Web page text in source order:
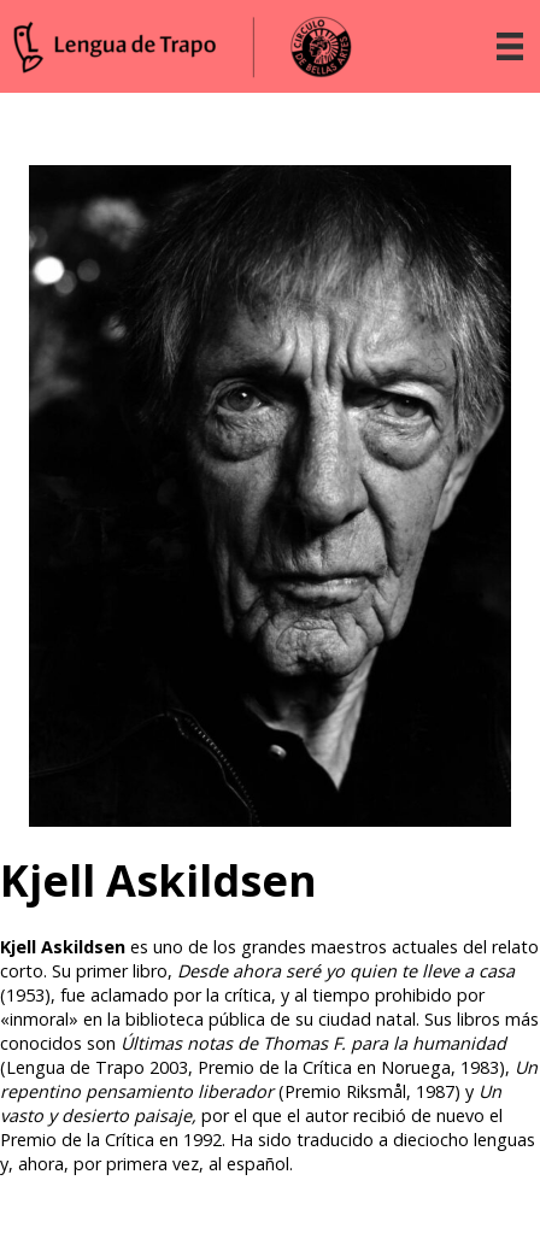
Kjell Askildsen
Kjell Askildsen es uno de los grandes maestros actuales del relato
corto. Su primer libro, Desde ahora seré yo quien te lleve a casa
(1953), fue aclamado por la crítica, y al tiempo prohibido por
«inmoral» en la biblioteca pública de su ciudad natal. Sus libros más
conocidos son Últimas notas de Thomas F. para la humanidad
(Lengua de Trapo 2003, Premio de la Crítica en Noruega, 1983), Un
repentino pensamiento liberador(Premio Riksmål, 1987) y Un
vasto y desierto paisaje, por el que el autor recibió de nuevo el
Premio de la Crítica en 1992. Ha sido traducido a dieciocho lenguas
y, ahora, por primera vez, al español.